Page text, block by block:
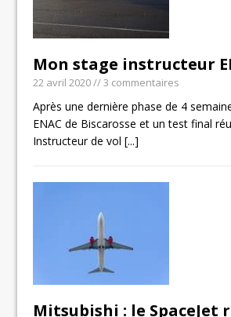
Mon stage instructeur
22 avril 2020// 3 commentaires
Après une dernière phase de 4
ENAC de Biscarosse et un test final
Instructeur de vol[...]
Mitsubishi : le SpaceJet